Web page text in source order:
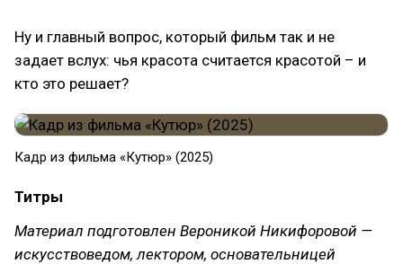
Ну и главный вопрос, который фильм так и не
задает вслух: чья красота считается красотой – и
кто это решает?
Кадр из фильма «Кутюр» (2025)
Титры
Материал подготовлен Вероникой Никифоровой —
искусствоведом, лектором, основательницей